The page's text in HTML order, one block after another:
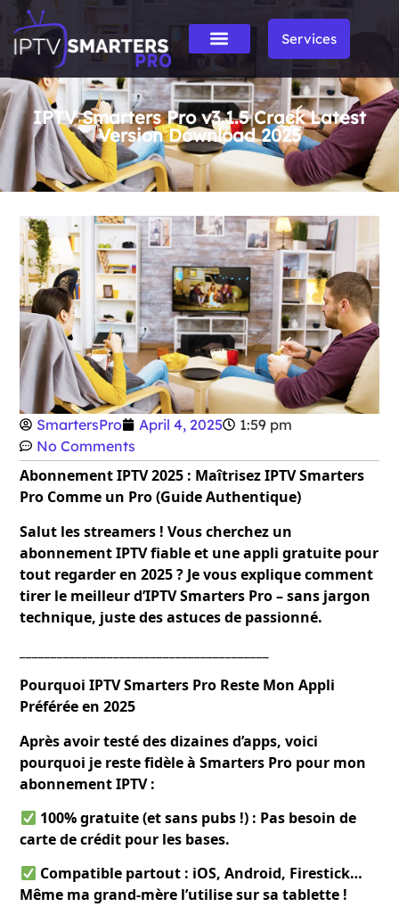
Services
IPTV Smarters Pro v3.1.5 Crack Latest
Version Download 2025
SmartersPro April 4, 2025
1:59 pm
No Comments
Abonnement IPTV 2025 : Maîtrisez IPTV Smarters
Pro Comme un Pro (Guide Authentique)
Salut les streamers ! Vous cherchez un
abonnement IPTV fiable et une appli gratuite pour
tout regarder en 2025 ? Je vous explique comment
tirer le meilleur d’IPTV Smarters Pro – sans jargon
technique, juste des astuces de passionné.
Pourquoi IPTV Smarters Pro Reste Mon Appli
Préférée en 2025
Après avoir testé des dizaines d’apps, voici
pourquoi je reste fidèle à Smarters Pro pour mon
abonnement IPTV :
100% gratuite (et sans pubs !) : Pas besoin de
carte de crédit pour les bases.
Compatible partout : iOS, Android, Firestick…
Même ma grand-mère l’utilise sur sa tablette !